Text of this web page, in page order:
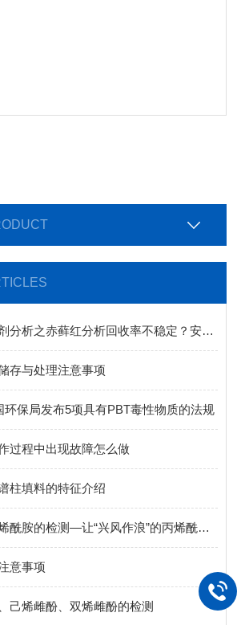
干货丨合成着色剂分析之赤藓红分析回收率不稳定？安谱实验带你揭秘真相！
存与处理注意事项
环保局发布5项具有PBT毒性物质的法规
过程中出现故障怎么做
柱填料的特征介绍
饼干和咖啡中丙烯酰胺的检测—让“兴风作浪”的丙烯酰胺原形毕露
意事项
己烯雌酚、双烯雌酚的检测